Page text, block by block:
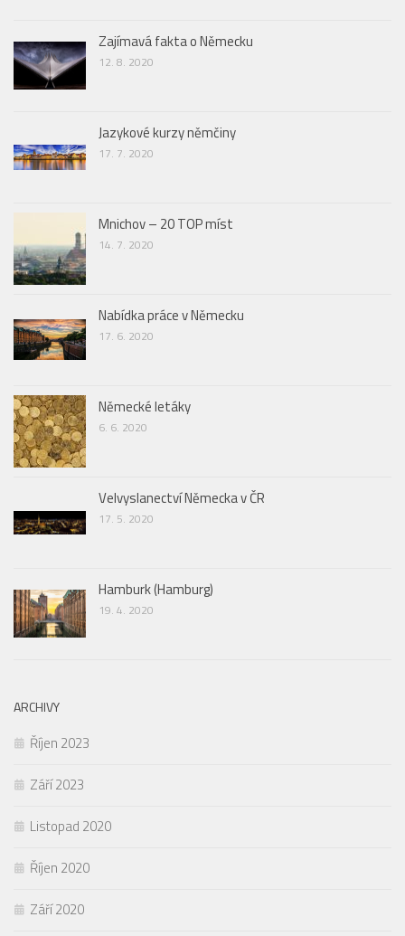
Zajímavá fakta o Německu
12. 8. 2020
Jazykové kurzy němčiny
17. 7. 2020
Mnichov – 20 TOP míst
14. 7. 2020
Nabídka práce v Německu
17. 6. 2020
Německé letáky
6. 6. 2020
Velvyslanectví Německa v ČR
17. 5. 2020
Hamburk (Hamburg)
19. 4. 2020
ARCHIVY
Říjen 2023
Září 2023
Listopad 2020
Říjen 2020
Září 2020